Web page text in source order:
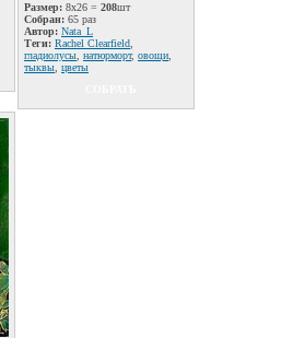
Размер: 8x26 = 208шт
Собран: 65 раз
Автор: Nata_L
Теги: Rachel Clearfield
гладиолусы натюрморт, овощи
тыквы цветы